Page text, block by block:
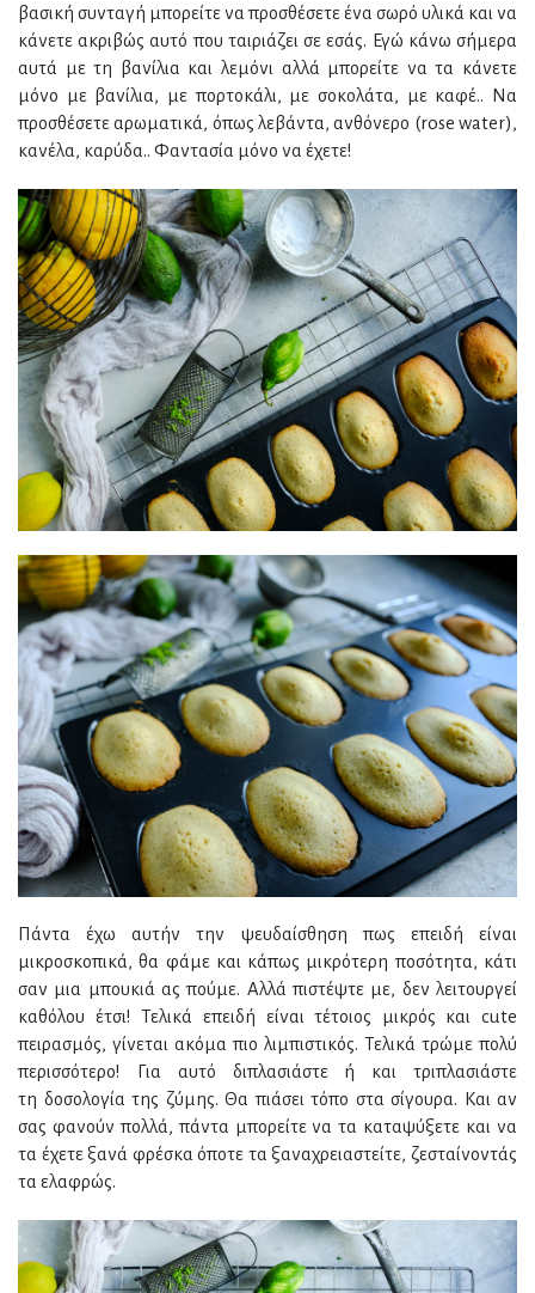
βασική συνταγή μπορείτε να προσθέσετε ένα σωρό υλικά και να
κάνετε ακριβώς αυτό που ταιριάζει σε εσάς. Εγώ κάνω σήμερα
αυτά με τη βανίλια και λεμόνι αλλά μπορείτε να τα κάνετε
μόνο με βανίλια, με πορτοκάλι, με σοκολάτα, με καφέ.. Να
προσθέσετε αρωματικά, όπως λεβάντα, ανθόνερο (rose water),
κανέλα, καρύδα.. Φαντασία μόνο να έχετε!
Πάντα έχω αυτήν την ψευδαίσθηση πως επειδή είναι
μικροσκοπικά, θα φάμε και κάπως μικρότερη ποσότητα, κάτι
σαν μια μπουκιά ας πούμε. Αλλά πιστέψτε με, δεν λειτουργεί
καθόλου έτσι! Τελικά επειδή είναι τέτοιος μικρός και cute
πειρασμός, γίνεται ακόμα πιο λιμπιστικός. Τελικά τρώμε πολύ
περισσότερο! Για αυτό διπλασιάστε ή και τριπλασιάστε
τη δοσολογία της ζύμης. Θα πιάσει τόπο στα σίγουρα. Και αν
σας φανούν πολλά, πάντα μπορείτε να τα καταψύξετε και να
τα έχετε ξανά φρέσκα όποτε τα ξαναχρειαστείτε, ζεσταίνοντάς
τα ελαφρώς.